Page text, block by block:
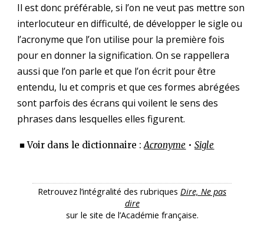
Il est donc préférable, si l’on ne veut pas mettre son
interlocuteur en difficulté, de développer le sigle ou
l’acronyme que l’on utilise pour la première fois
pour en donner la signification. On se rappellera
aussi que l’on parle et que l’on écrit pour être
entendu, lu et compris et que ces formes abrégées
sont parfois des écrans qui voilent le sens des
phrases dans lesquelles elles figurent.
■ Voir dans le dictionnaire :Acronyme •Sigle
Retrouvez l’intégralité des rubriques Dire, Ne pas
dire
sur le site de l’Académie française.